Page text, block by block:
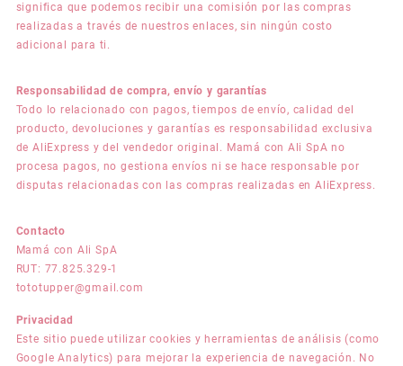
significa que podemos recibir una comisión por las compras
realizadas a través de nuestros enlaces, sin ningún costo
adicional para ti.
Responsabilidad de compra, envío y garantías
Todo lo relacionado con pagos, tiempos de envío, calidad del
producto, devoluciones y garantías es responsabilidad exclusiva
de AliExpress y del vendedor original. Mamá con Ali SpA no
procesa pagos, no gestiona envíos ni se hace responsable por
disputas relacionadas con las compras realizadas en AliExpress.
Contacto
Mamá con Ali SpA
RUT: 77.825.329-1
tototupper@gmail.com
Privacidad
Este sitio puede utilizar cookies y herramientas de análisis (como
Google Analytics) para mejorar la experiencia de navegación. No